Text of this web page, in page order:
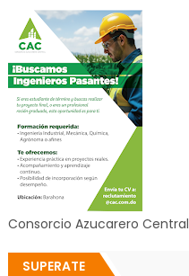
Consorcio Azucarero Central
SUPERATE